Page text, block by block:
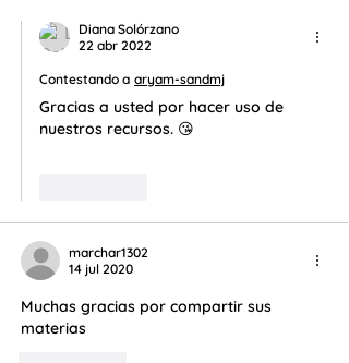
Diana Solórzano
22 abr 2022
Contestando a aryam-sandmj
Gracias a usted por hacer uso de
nuestros recursos. 😘
marchar1302
14 jul 2020
Muchas gracias por compartir sus
materias